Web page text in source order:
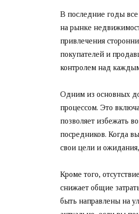
В последние годы все
на рынке
привлечения
покупателей и
контролем над
Одним из основных
процессом. Это
позволяет избежать
посредников. Когда
свои цели и
Кроме того,
снижает общие
быть направлены на